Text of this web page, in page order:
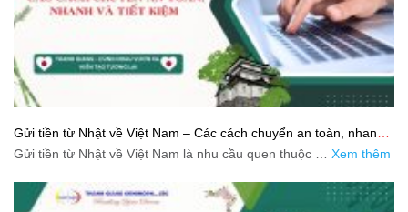
Gửi tiền từ Nhật về Việt Nam – Các cách chuyển an toàn, nhanh
và tiết kiệm
Gửi tiền từ Nhật về Việt Nam là nhu cầu quen thuộc … Xem thêm